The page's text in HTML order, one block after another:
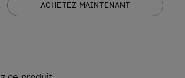
ACHETEZ MAINTENANT